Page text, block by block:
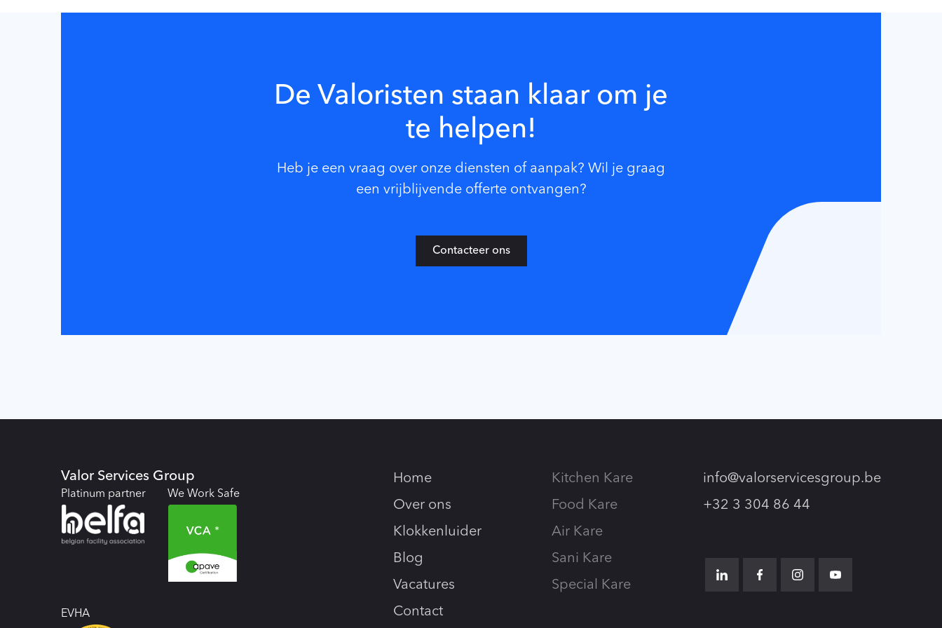
De Valoristen staan klaar om je
te helpen!
Heb je een vraag over onze diensten of aanpak? Wil je graag
een vrijblijvende offerte ontvangen?
Contacteer ons
Valor Services Group
Platinum partner We Work Safe
EVHA
Home
Over ons
Klokkenluider
Blog
Vacatures
Contact
Kitchen Kare
Food Kare
Air Kare
Sani Kare
Special Kare
info@valorservicesgroup.be
+32 3 304 86 44